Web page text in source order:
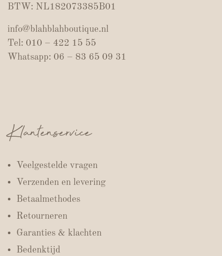
BTW: NL182073385B01
info@blahblahboutique.nl
Tel: 010 – 422 15 55
Whatsapp: 06 – 83 65 09 31
Klantenservice
Veelgestelde vragen
Verzenden en levering
Betaalmethodes
Retourneren
Garanties & klachten
Bedenktijd